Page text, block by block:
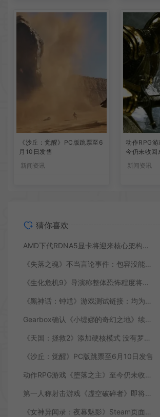
《沙丘：觉醒》PC版跳票至6
月10日发售
新闻资讯
动作RPG
今仍未收回
新闻资讯
猜你喜欢
AMD下代RDNA5显卡将迎来核心架构大幅升级
《失落之魂》不当言论事件：包容没能消解过激言论
《生化危机9》导演称整体恐怖程度将进一步提升
《黑神话：钟馗》游戏测试链接：均为骗子
Gearbox确认《小缇娜的奇幻之地》续作正在开发中
《天国：拯救2》添加硬核模式 没有罗盘和快速旅行
《沙丘：觉醒》PC版跳票至6月10日发售
动作RPG游戏《堕落之主》至今仍未收回成本
第一人称射击游戏《虚空破碎者》即将多平台上线
《女神异闻录：夜幕魅影》Steam页面上线